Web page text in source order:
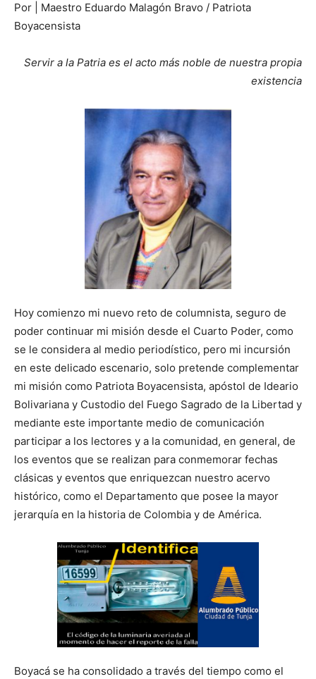
Por | Maestro Eduardo Malagón Bravo / Patriota
Boyacensista
Servir a la Patria es el acto más noble de nuestra propia
existencia
Hoy comienzo mi nuevo reto de columnista, seguro de
poder continuar mi misión desde el Cuarto Poder, como
se le considera al medio periodístico, pero mi incursión
en este delicado escenario, solo pretende complementar
mi misión como Patriota Boyacensista, apóstol de Ideario
Bolivariana y Custodio del Fuego Sagrado de la Libertad y
mediante este importante medio de comunicación
participar a los lectores y a la comunidad, en general, de
los eventos que se realizan para conmemorar fechas
clásicas y eventos que enriquezcan nuestro acervo
histórico, como el Departamento que posee la mayor
jerarquía en la historia de Colombia y de América.
Boyacá se ha consolidado a través del tiempo como el